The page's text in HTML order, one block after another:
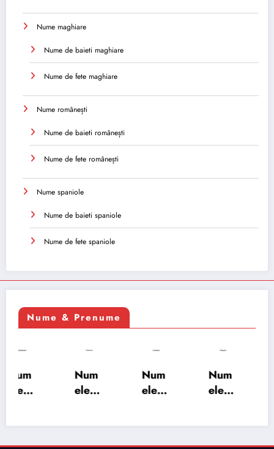
Nume maghiare
Nume de baieti maghiare
Nume de fete maghiare
Nume românești
Nume de baieti românești
Nume de fete românești
Nume spaniole
Nume de baieti spaniole
Nume de fete spaniole
Nume & Prenume
Num
ele
Num
ele
Num
ele
Num
ele